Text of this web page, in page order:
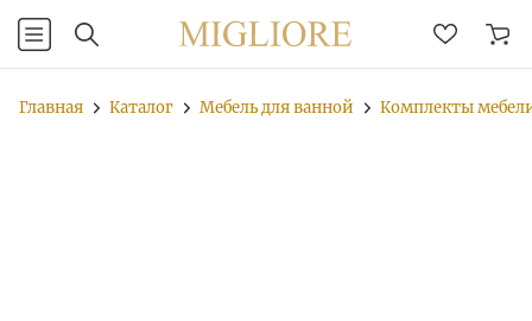
Главная Каталог Мебель для ванной Комплекты